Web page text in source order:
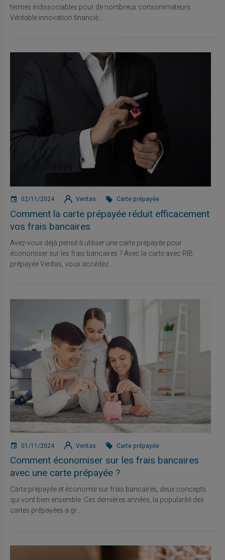
termes indissociables pour de nombreux consommateurs.
Véritable innovation financiè...
02/11/2024 Veritas Carte prépayée
Comment la carte prépayée réduit efficacement
vos frais bancaires
Avez-vous déjà pensé à utiliser une carte prépayée pour
économiser sur les frais bancaires ? Avec la carte avec RIB
prépayée Veritas, vous accédez...
01/11/2024 Veritas Carte prépayée
Comment économiser sur les frais bancaires
avec une carte prépayée ?
Carte prépayée et économie sur frais bancaires, deux concepts
qui vont bien ensemble. Ces dernières années, la popularité des
cartes prépayées a gr...